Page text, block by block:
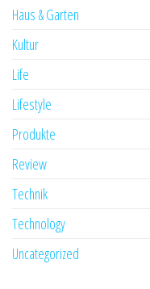
Haus & Garten
Kultur
Life
Lifestyle
Produkte
Review
Technik
Technology
Uncategorized